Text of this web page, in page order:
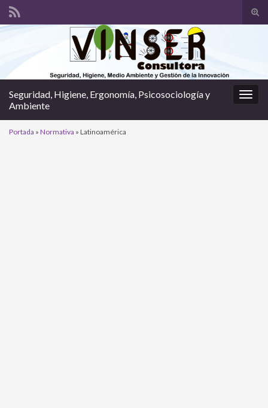
el
Search for:
Seguridad, Higiene, Ergonomía, Psicosociología y
Ambiente
Portada » Normativa » Latinoamérica